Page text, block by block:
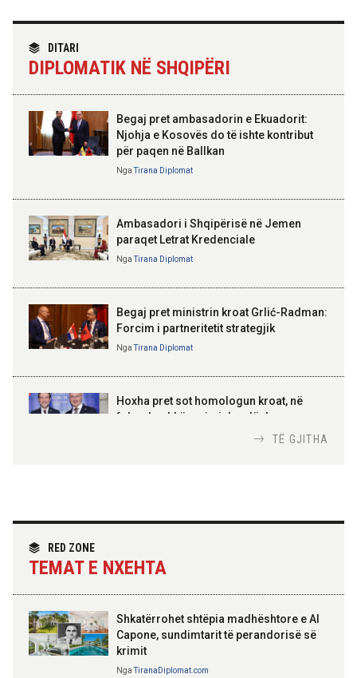
14:32 06-08-2026
Rama ndan mesazhin: Besim,
12:12 06-08-2026
Rivlerësimi i pasurive, 120,5
milionë euro kursime për
TIRANA DIPLOMAT
Skënderbeut dhe Ismail
Kosovë!
100-vjetori i themelimit të
Urdhrit të Skënderbeut
DITARI
DIPLOMATIK NË SHQIPËRI
Begaj pret ambasadorin e Ekuadorit:
Njohja e Kosovës do të ishte kontribut
për paqen në Ballkan
NgaTirana Diplomat
Ambasadori i Shqipërisë në Jemen
paraqet Letrat Kredenciale
NgaTirana Diplomat
Begaj pret ministrin kroat Grlić-Radman:
Forcim i partneritetit strategjik
NgaTirana Diplomat
Hoxha pret sot homologun kroat, në
fokus bashkëpunimi dypalësh
partneritetit strategjik
TË GJITHA
RED ZONE
TEMAT E NXEHTA
Shkatërrohet shtëpia madhështore e Al
Capone, sundimtarit të perandorisë së
krimit
NgaTiranaDiplomat.com